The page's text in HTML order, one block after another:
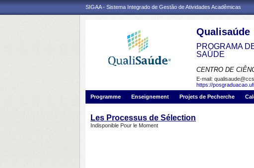
SIGAA - Sistema Integrado de Gestão de Atividades Acadêmicas
Qualisaúde
PROGRAMA
SAÚDE
CENTRO DE
E-mail:
https://
Programme
Enseignement Projets de Pecherche
Les Processus de Sélection
Indisponible Pour le Moment